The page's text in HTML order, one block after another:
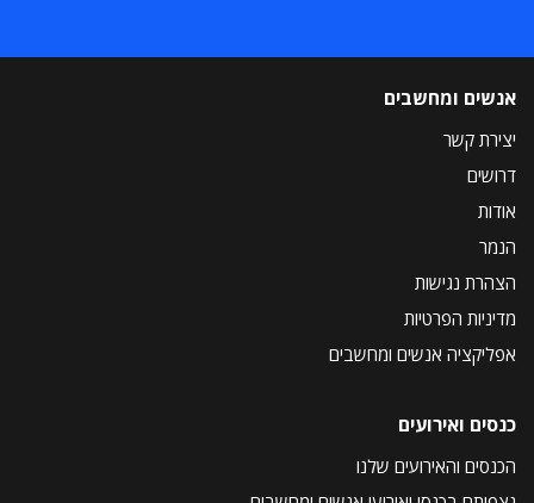
אנשים ומחשבים
יצירת קשר
דרושים
אודות
הנמר
הצהרת נגישות
מדיניות הפרטיות
אפליקציה אנשים ומחשבים
כנסים ואירועים
הכנסים והאירועים שלנו